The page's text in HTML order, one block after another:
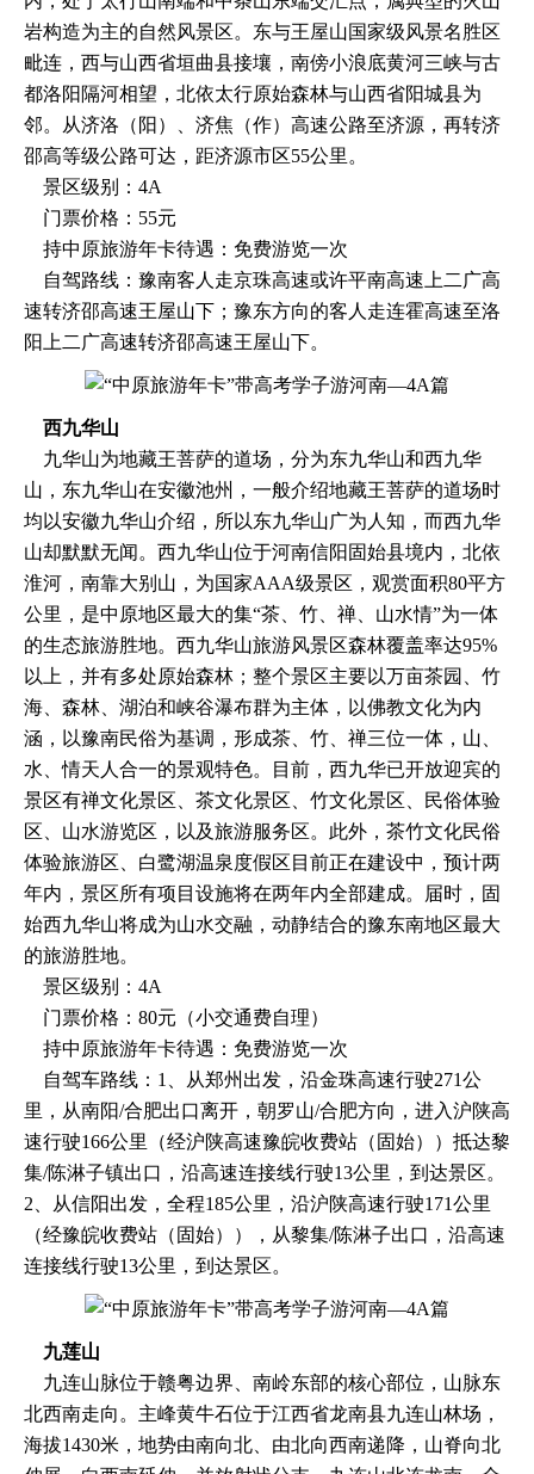
岩构造为主的自然风景区。东与王屋山国家级风景名胜区
毗连，西与山西省垣曲县接壤，南傍小浪底黄河三峡与古
都洛阳隔河相望，北依太行原始森林与山西省阳城县为
邻。从济洛（阳）、济焦（作）高速公路至济源，再转济
邵高等级公路可达，距济源市区55公里。
景区级别：4A
门票价格：55元
持中原旅游年卡待遇：免费游览一次
自驾路线：豫南客人走京珠高速或许平南高速上二广高
速转济邵高速王屋山下；豫东方向的客人走连霍高速至洛
阳上二广高速转济邵高速王屋山下。
西九华山
九华山为地藏王菩萨的道场，分为东九华山和西九华
山，东九华山在安徽池州，一般介绍地藏王菩萨的道场时
均以安徽九华山介绍，所以东九华山广为人知，而西九华
山却默默无闻。西九华山位于河南信阳固始县境内，北依
淮河，南靠大别山，为国家AAA级景区，观赏面积80平方
公里，是中原地区最大的集“茶、竹、禅、山水情”为一体
的生态旅游胜地。西九华山旅游风景区森林覆盖率达95%
以上，并有多处原始森林；整个景区主要以万亩茶园、竹
海、森林、湖泊和峡谷瀑布群为主体，以佛教文化为内
涵，以豫南民俗为基调，形成茶、竹、禅三位一体，山、
水、情天人合一的景观特色。目前，西九华已开放迎宾的
景区有禅文化景区、茶文化景区、竹文化景区、民俗体验
区、山水游览区，以及旅游服务区。此外，茶竹文化民俗
体验旅游区、白鹭湖温泉度假区目前正在建设中，预计两
年内，景区所有项目设施将在两年内全部建成。届时，固
始西九华山将成为山水交融，动静结合的豫东南地区最大
的旅游胜地。
景区级别：4A
门票价格：80元（小交通费自理）
持中原旅游年卡待遇：免费游览一次
自驾车路线：1、从郑州出发，沿金珠高速行驶271公
里，从南阳/合肥出口离开，朝罗山/合肥方向，进入沪陕高
速行驶166公里（经沪陕高速豫皖收费站（固始））抵达黎
集/陈淋子镇出口，沿高速连接线行驶13公里，到达景区。
2、从信阳出发，全程185公里，沿沪陕高速行驶171公里
（经豫皖收费站（固始）），从黎集/陈淋子出口，沿高速
连接线行驶13公里，到达景区。
九莲山
九连山脉位于赣粤边界、南岭东部的核心部位，山脉东
北西南走向。主峰黄牛石位于江西省龙南县九连山林场，
海拔1430米，地势由南向北、由北向西南递降，山脊向北